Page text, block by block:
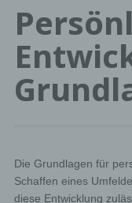
Die Grundlagen für
Schaffen eines
diese Entwicklung